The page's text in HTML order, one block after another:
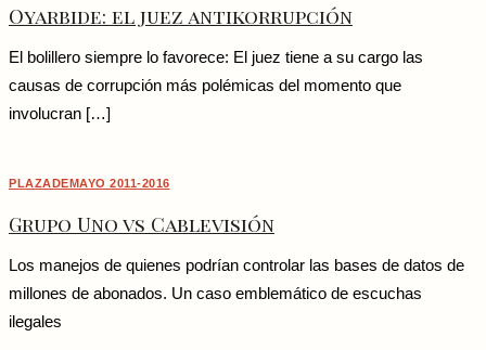
Oyarbide: el juez antikorrupción
El bolillero siempre lo favorece: El juez tiene a su cargo las
causas de corrupción más polémicas del momento que
involucran […]
PLAZADEMAYO 2011-2016
Grupo Uno vs Cablevisión
Los manejos de quienes podrían controlar las bases de datos de
millones de abonados. Un caso emblemático de escuchas
ilegales